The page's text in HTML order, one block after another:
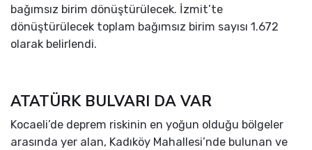
bağımsız birim dönüştürülecek. İzmit’te
dönüştürülecek toplam bağımsız birim sayısı 1.672
olarak belirlendi.
ATATÜRK BULVARI DA VAR
Kocaeli’de deprem riskinin en yoğun olduğu bölgeler
arasında yer alan, Kadıköy Mahallesi’nde bulunan ve